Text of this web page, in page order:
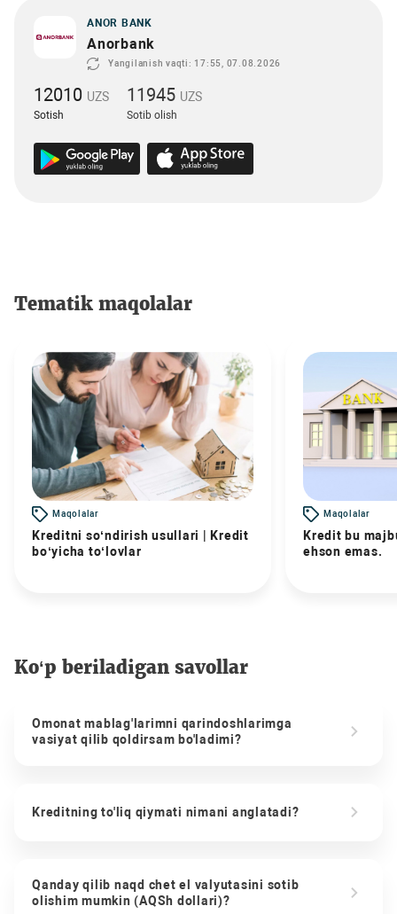
ANOR BANK
Anorbank
Yangilanish vaqti: 17:55, 07.08.2026
12010 UZS
Sotish
11945 UZS
Sotib olish
Tematik maqolalar
Maqolalar
Kreditni so‘ndirish usullari | Kredit
bo‘yicha to‘lovlar
Maqolalar
Kredit bu
ehson emas.
Ko‘p beriladigan savollar
Omonat mablag'larimni qarindoshlarimga
vasiyat qilib qoldirsam bo'ladimi?
Kreditning to'liq qiymati nimani anglatadi?
Qanday qilib naqd chet el valyutasini sotib
olishim mumkin (AQSh dollari)?